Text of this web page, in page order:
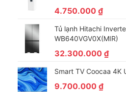
4.750.000 ₫
Tủ lạnh Hitachi
WB640VGV0X(MIR)
32.300.000 ₫
Smart TV Coocaa 4K
9.700.000 ₫